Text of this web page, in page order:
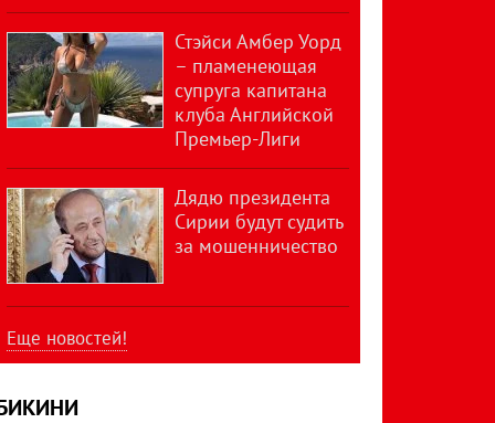
Стэйси Амбер Уорд
– пламенеющая
супруга капитана
клуба Английской
Премьер-Лиги
Дядю президента
Сирии будут судить
за мошенничество
Еще новостей!